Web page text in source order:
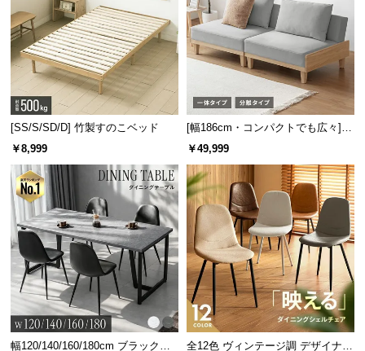
当社プロトタイプ 当商品
折り曲げてもすぐに元に戻る形状 柔らかく天然芝に近い質感
超高密度で抜群のクッション性
約92万本/㎡ の超高密度でクッション性アップ！芝本
数を増やすことで耐久度も増し、美しい緑を保ちま
す。
[SS/S/SD/D] 竹製すのこベッド
￥8,999
[幅186cm・コンパクトでも広々] 3
人掛けソファベッド リクライニン
￥49,999
幅120/140/160/180cm ブラックフ
全12色 ヴィンテージ調 デザイナー